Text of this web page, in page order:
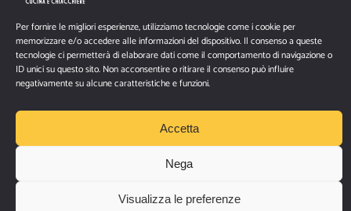
Per fornire le migliori esperienze, utilizziamo tecnologie come i cookie per
memorizzare e/o accedere alle informazioni del dispositivo. Il consenso a queste
tecnologie ci permetterà di elaborare dati come il comportamento di navigazione o
ID unici su questo sito. Non acconsentire o ritirare il consenso può influire
negativamente su alcune caratteristiche e funzioni.
Accetta
Nega
Visualizza le preferenze
PRIVACY POLICY
P.IVA IT03670480874
Via Santa Filomena n° 10/12 – Catania, 95129
©2026 Curtigghiu |Tutti i diritti riservati.